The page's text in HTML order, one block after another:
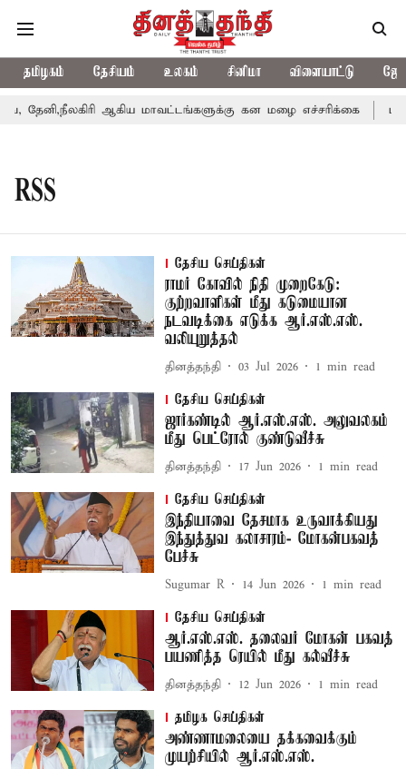
தமிழகம் தேசியம் உலகம் சினிமா விளையாட்டு
ஆகிய மாவட்டங்களுக்கு கன மழை எச்சரிக்கை
RSS
தேசிய செய்திகள்
ராமர் கோவில் நிதி முறைகேடு:
குற்றவாளிகள் மீது கடுமையான
நடவடிக்கை எடுக்க ஆர்.எஸ்.எஸ்.
வலியுறுத்தல்
தினத்தந்தி 03 Jul 2026 1 min read
தேசிய செய்திகள்
ஜார்கண்டில் ஆர்.எஸ்.எஸ். அலுவலகம்
மீது பெட்ரோல் குண்டுவீச்சு
தினத்தந்தி 17 Jun 2026 1 min read
தேசிய செய்திகள்
இந்தியாவை தேசமாக உருவாக்கியது
இந்துத்துவ கலாசாரம்- மோகன்பகவத்
பேச்சு
Sugumar R 14 Jun 2026 1 min read
தேசிய செய்திகள்
ஆர்.எஸ்.எஸ். தலைவர் மோகன் பகவத்
பயணித்த ரெயில் மீது கல்வீச்சு
தினத்தந்தி 12 Jun 2026 1 min read
தமிழக செய்திகள்
அண்ணாமலையை தக்கவைக்கும்
முயற்சியில் ஆர்.எஸ்.எஸ்.